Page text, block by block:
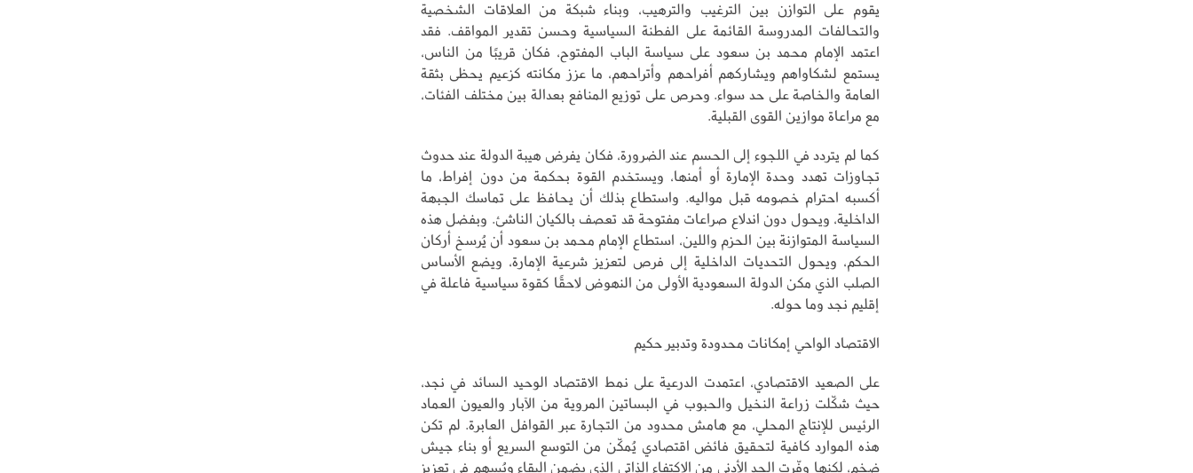
يقوم على التوازن بين الترغيب والترهيب، وبناء شبكة من العلاقات الشخصية
والتحالفات المدروسة القائمة على الفطنة السياسية وحسن تقدير المواقف. فقد
اعتمد الإمام محمد بن سعود على سياسة الباب المفتوح، فكان قريبًا من الناس،
يستمع لشكاواهم ويشاركهم أفراحهم وأتراحهم، ما عزز مكانته كزعيم يحظى بثقة
العامة والخاصة على حد سواء. وحرص على توزيع المنافع بعدالة بين مختلف الفئات،
مع مراعاة موازين القوى القبلية.
كما لم يتردد في اللجوء إلى الحسم عند الضرورة، فكان يفرض هيبة الدولة عند حدوث
تجاوزات تهدد وحدة الإمارة أو أمنها، ويستخدم القوة بحكمة من دون إفراط، ما
أكسبه احترام خصومه قبل مواليه. واستطاع بذلك أن يحافظ على تماسك الجبهة
الداخلية، ويحول دون اندلاع صراعات مفتوحة قد تعصف بالكيان الناشئ. وبفضل هذه
السياسة المتوازنة بين الحزم واللين، استطاع الإمام محمد بن سعود أن يُرسخ أركان
الحكم، ويحول التحديات الداخلية إلى فرص لتعزيز شرعية الإمارة، ويضع الأساس
الصلب الذي مكن الدولة السعودية الأولى من النهوض لاحقًا كقوة سياسية فاعلة في
إقليم نجد وما حوله.
الاقتصاد الواحي إمكانات محدودة وتدبير حكيم
على الصعيد الاقتصادي، اعتمدت الدرعية على نمط الاقتصاد الوحيد السائد في نجد،
حيث شكّلت زراعة النخيل والحبوب في البساتين المروية من الآبار والعيون العماد
الرئيس للإنتاج المحلي، مع هامش محدود من التجارة عبر القوافل العابرة. لم تكن
هذه الموارد كافية لتحقيق فائض اقتصادي يُمكّن من التوسع السريع أو بناء جيش
ضخم، لكنها وفّرت الحد الأدنى من الاكتفاء الذاتي الذي يضمن البقاء ويُسهم في تعزيز